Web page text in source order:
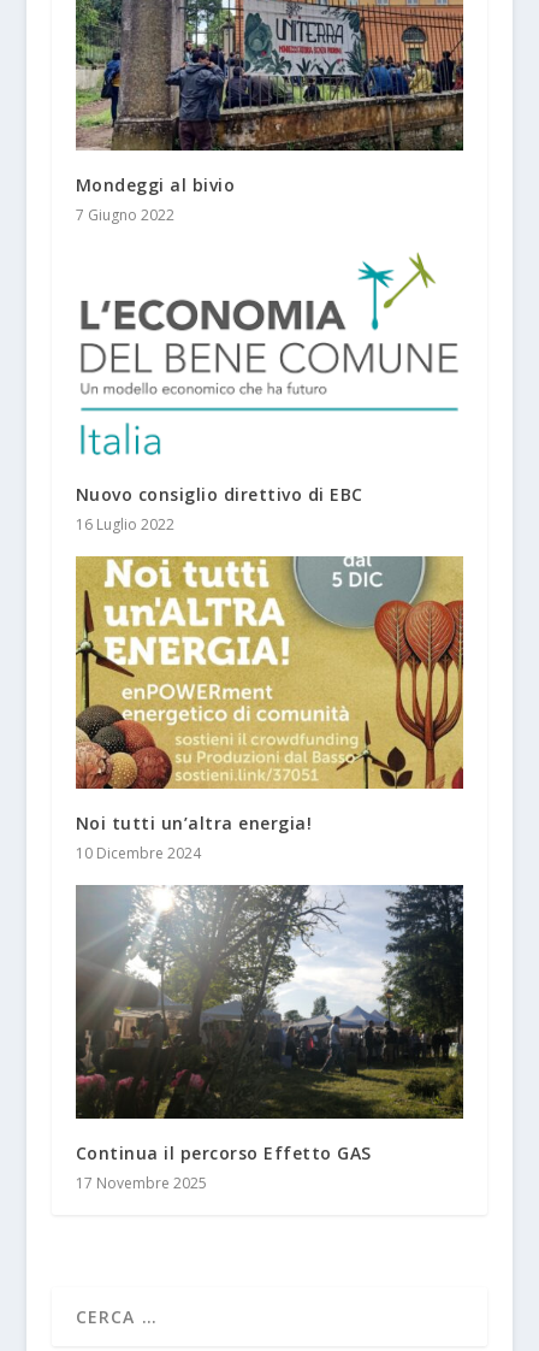
Mondeggi al bivio
7 Giugno 2022
Nuovo consiglio direttivo di EBC
16 Luglio 2022
Noi tutti un’altra energia!
10 Dicembre 2024
Continua il percorso Effetto GAS
17 Novembre 2025